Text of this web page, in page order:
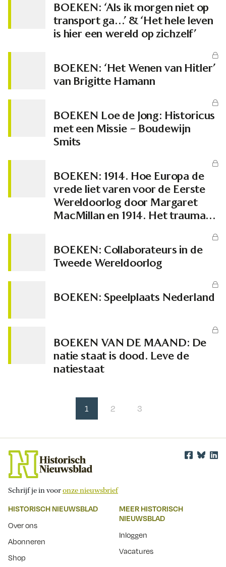
BOEKEN: ‘Als ik morgen niet op
transport ga…’ & ‘Het hele leven
is hier een wereld op zichzelf’
BOEKEN: ‘Het Wenen van Hitler’
van Brigitte Hamann
BOEKEN Loe de Jong: Historicus
met een Missie – Boudewijn
Smits
BOEKEN: 1914. Hoe Europa de
vrede liet varen voor de Eerste
Wereldoorlog door Margaret
MacMillan en 1914. Het trauma
BOEKEN: Collaborateurs in de
Tweede Wereldoorlog
BOEKEN: Speelplaats Nederland
BOEKEN VAN DE MAAND: De
natie staat is dood. Leve de
natiestaat
1 2 3
Schrijf je in vooronze nieuwsbrief
HISTORISCH NIEUWSBLAD
Over ons
Abonneren
Shop
MEER HISTORISCH
NIEUWSBLAD
Inloggen
Vacatures